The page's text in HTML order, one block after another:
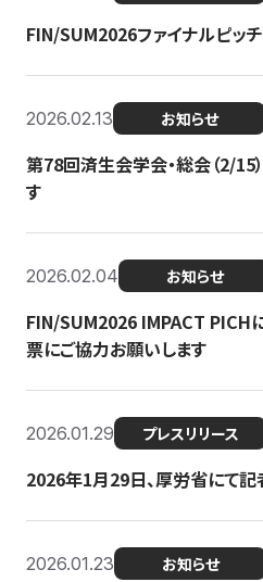
FIN/SUM2026ファイナルピッ
2026.02.13 お知らせ
第78回済生会学会・総会（2/15
す
2026.02.04 お知らせ
FIN/SUM2026 IMPACT PICH
票にご協力お願いします
2026.01.29 プレスリリース
2026年1月29日、厚労省にて記
2026.01.23 お知らせ